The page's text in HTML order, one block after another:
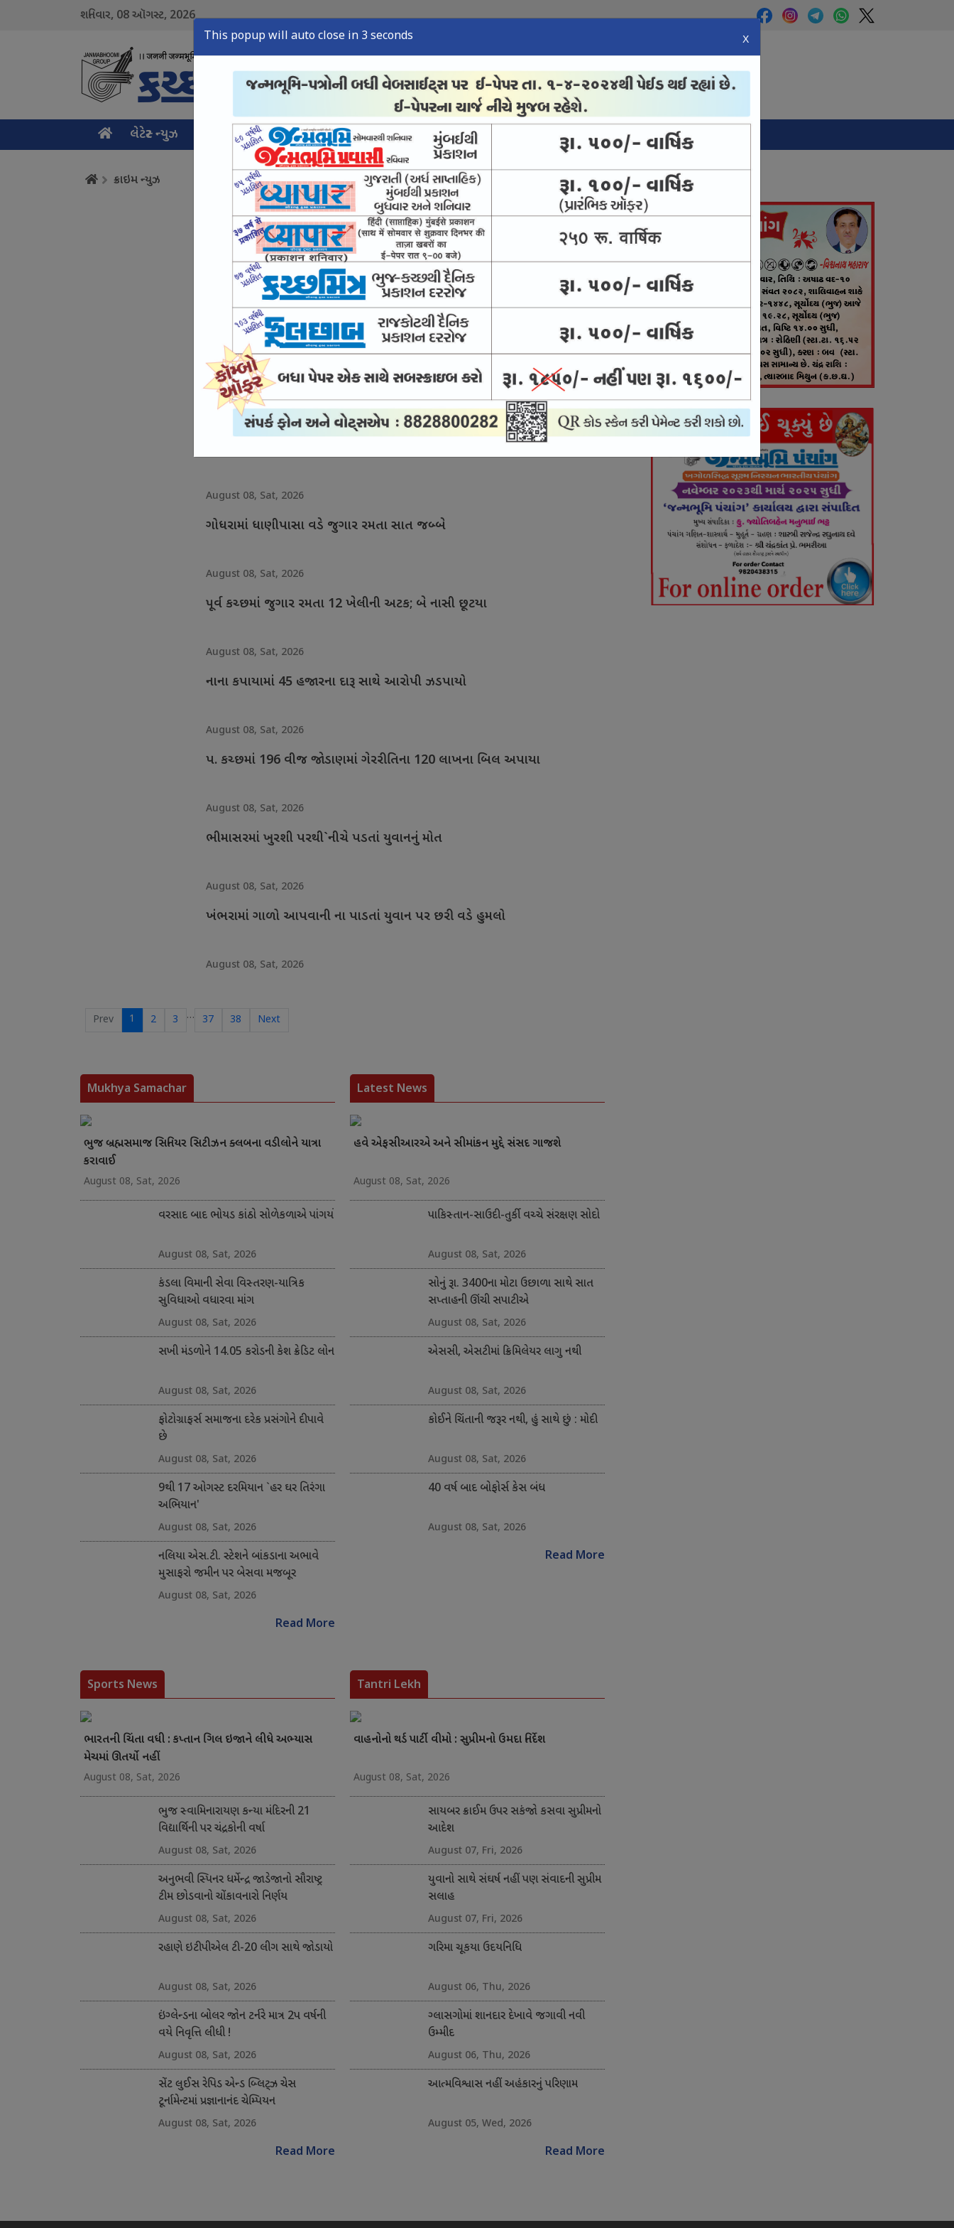
શનિવાર, 08ઑગસ્ટ, 2026
લેટેસ્ટ ન્યુઝ મુખ્ય સમાચાર ક્રાઇમ ન્યુઝ સ્પોર્ટ્સ ન્યુઝ તંત્રી લેખ ઈ-પેપર
This popup will auto close in 2 seconds X
ક્રાઇમ ન્યુઝ
નશામુક્ત યુવા માટે આવકાર્ય અભિયાન
August 08, Sat, 2026
કચ્છમાં એનાલોગ પનીર અને ચીઝની તપાસમાં નમૂના શંકાસ્પદ જણાયા
August 08, Sat, 2026
સામખિયાળીમાં 2.16 લાખના હેરોઇન સાથે બે શખ્સની અટક
August 08, Sat, 2026
મુંદરા કસ્ટોડિયલ ડેથ કેસ : જામીન પર છૂટેલો આરોપી વોરંટ બાદ હાજર
August 08, Sat, 2026
ગોધરામાં ધાણીપાસા વડે જુગાર રમતા સાત જબ્બે
August 08, Sat, 2026
પૂર્વ કચ્છમાં જુગાર રમતા 12 ખેલીની અટક; બે નાસી છૂટયા
August 08, Sat, 2026
નાના કપાયામાં 45 હજારના દારૂ સાથે આરોપી ઝડપાયો
August 08, Sat, 2026
પ. કચ્છમાં 196 વીજ જોડાણમાં ગેરરીતિના 120 લાખના બિલ અપાયા
August 08, Sat, 2026
ભીમાસરમાં ખુરશી પરથી`નીચે પડતાં યુવાનનું મોત
August 08, Sat, 2026
ખંભરામાં ગાળો આપવાની ના પાડતાં યુવાન પર છરી વડે હુમલો
August 08, Sat, 2026
Prev 1 2 3 … 37 38 Next
Panchang
Mukhya Samachar
ભુજ બ્રહ્મસમાજ સિનિયર સિટીઝન ક્લબના વડીલોને યાત્રા
કરાવાઈ
August 08, Sat, 2026
વરસાદ બાદ ભોયડ કાંઠો સોળેકળાએ પાંગર્યો
August 08, Sat, 2026
કંડલા વિમાની સેવા વિસ્તરણ-યાત્રિક
સુવિધાઓ વધારવા માંગ
August 08, Sat, 2026
સખી મંડળોને 14.05 કરોડની કેશ ક્રેડિટ લોન
August 08, Sat, 2026
ફોટોગ્રાફર્સ સમાજના દરેક પ્રસંગોને દીપાવે
છે
August 08, Sat, 2026
9થી 17 ઓગસ્ટ દરમિયાન `હર ઘર તિરંગા
અભિયાન'
August 08, Sat, 2026
નલિયા એસ.ટી. સ્ટેશને બાંકડાના અભાવે
મુસાફરો જમીન પર બેસવા મજબૂર
August 08, Sat, 2026
Read More
Latest News
હવે એફસીઆરએ અને સીમાંકન મુદ્દે સંસદ ગાજશે
August 08, Sat, 2026
પાકિસ્તાન-સાઉદી-તુર્કી વચ્ચે સંરક્ષણ સોદો
August 08, Sat, 2026
સોનું રૂા. 3400ના મોટા ઉછાળા સાથે સાત
સપ્તાહની ઊંચી સપાટીએ
August 08, Sat, 2026
એસસી, એસટીમાં ક્રિમિલેયર લાગુ નથી
August 08, Sat, 2026
કોઈને ચિંતાની જરૂર નથી, હું સાથે છું : મોદી
August 08, Sat, 2026
40 વર્ષ બાદ બોફોર્સ કેસ બંધ
August 08, Sat, 2026
Read More
Sports News
ભારતની ચિંતા વધી : કપ્તાન ગિલ ઇજાને લીધે અભ્યાસ
મેચમાં ઊતર્યો નહીં
August 08, Sat, 2026
ભુજ સ્વામિનારાયણ કન્યા મંદિરની 21
વિદ્યાર્થિની પર ચંદ્રકોની વર્ષા
August 08, Sat, 2026
અનુભવી સ્પિનર ધર્મેન્દ્ર જાડેજાનો સૌરાષ્ટ્ર
ટીમ છોડવાનો ચોંકાવનારો નિર્ણય
August 08, Sat, 2026
રહાણે ઇટીપીએલ ટી-20 લીગ સાથે જોડાયો
August 08, Sat, 2026
ઇંગ્લેન્ડના બોલર જોન ટર્નરે માત્ર 2પ વર્ષની
વયે નિવૃત્તિ લીધી !
August 08, Sat, 2026
સેંટ લુઈસ રેપિડ એન્ડ બ્લિટ્ઝ ચેસ
ટૂર્નામેન્ટમાં પ્રજ્ઞાનાનંદ ચેમ્પિયન
August 08, Sat, 2026
Read More
Tantri Lekh
વાહનોનો થર્ડ પાર્ટી વીમો : સુપ્રીમનો ઉમદા નિર્દેશ
August 08, Sat, 2026
સાયબર ક્રાઈમ ઉપર સકંજો કસવા સુપ્રીમનો
આદેશ
August 07, Fri, 2026
યુવાનો સાથે સંઘર્ષ નહીં પણ સંવાદની સુપ્રીમ
સલાહ
August 07, Fri, 2026
ગરિમા ચૂકયા ઉદયનિધિ
August 06, Thu, 2026
ગ્લાસગોમાં શાનદાર દેખાવે જગાવી નવી
ઉમ્મીદ
August 06, Thu, 2026
આત્મવિશ્વાસ નહીં અહંકારનું પરિણામ
August 05, Wed, 2026
Read More